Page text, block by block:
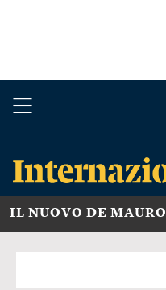
IL NUOVO DE MAURO